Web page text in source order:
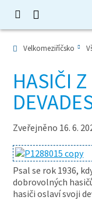
Velkomeziříčsko
HASIČI
Zveřejněno 16. 6.
Psal se rok 1936,
dobrovolných
hasiči oslaví svoji